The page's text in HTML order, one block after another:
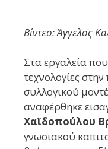
Βίντεο: Άγγελος
Στα εργαλεία
τεχνολογίες
συλλογικού
αναφέρθηκε
Χαϊδοπούλου
γνωσιακού